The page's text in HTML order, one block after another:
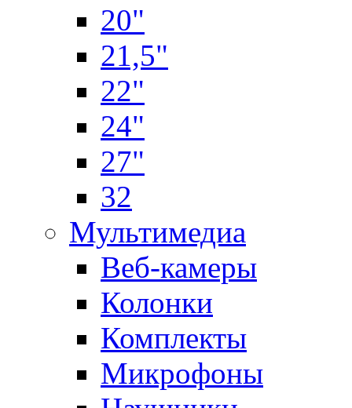
20"
21,5"
22"
24"
27"
32
Мультимедиа
Веб-камеры
Колонки
Комплекты
Микрофоны